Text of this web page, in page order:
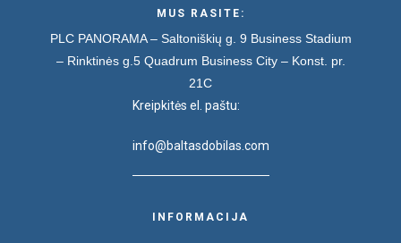
MUS RASITE:
PLC PANORAMA – Saltoniškių g. 9 Business Stadium
– Rinktinės g.5 Quadrum Business City – Konst. pr.
21C
Kreipkitės el. paštu:
info@baltasdobilas.com
INFORMACIJA